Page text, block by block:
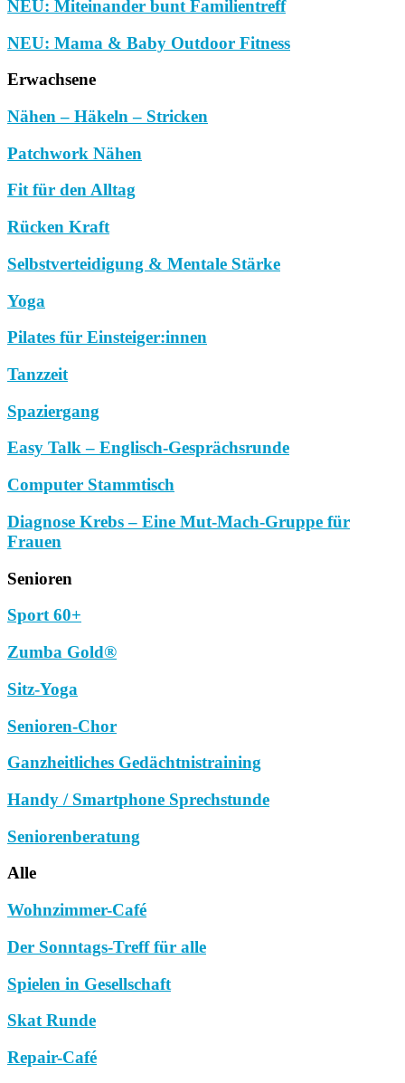
NEU: Miteinander bunt Familientreff
NEU: Mama & Baby Outdoor Fitness
Erwachsene
Nähen – Häkeln – Stricken
Patchwork Nähen
Fit für den Alltag
Rücken Kraft
Selbstverteidigung & Mentale Stärke
Yoga
Pilates für Einsteiger:innen
Tanzzeit
Spaziergang
Easy Talk – Englisch-Gesprächsrunde
Computer Stammtisch
Diagnose Krebs – Eine Mut-Mach-Gruppe für
Frauen
Senioren
Sport 60+
Zumba Gold®
Sitz-Yoga
Senioren-Chor
Ganzheitliches Gedächtnistraining
Handy / Smartphone Sprechstunde
Seniorenberatung
Alle
Wohnzimmer-Café
Der Sonntags-Treff für alle
Spielen in Gesellschaft
Skat Runde
Repair-Café